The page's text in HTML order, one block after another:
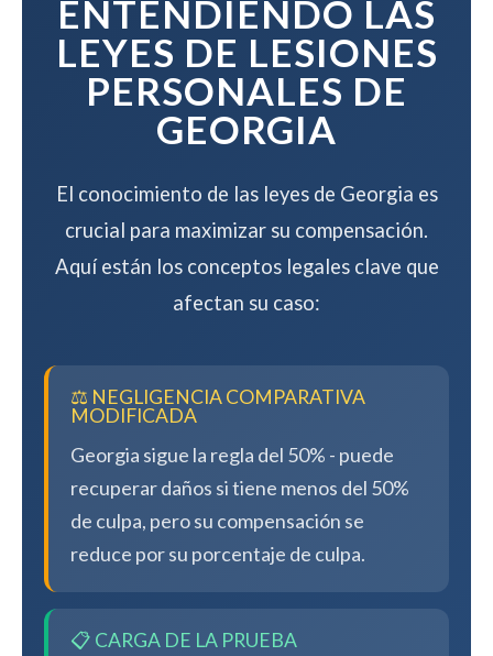
ENTENDIENDO LAS
LEYES DE LESIONES
PERSONALES DE
GEORGIA
El conocimiento de las leyes de Georgia es
crucial para maximizar su compensación.
Aquí están los conceptos legales clave que
afectan su caso:
⚖️ NEGLIGENCIA COMPARATIVA
MODIFICADA
Georgia sigue la regla del 50% - puede
recuperar daños si tiene menos del 50%
de culpa, pero su compensación se
reduce por su porcentaje de culpa.
📋 CARGA DE LA PRUEBA